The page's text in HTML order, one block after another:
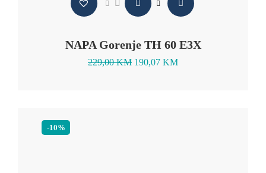
NAPA Gorenje TH 60 E3X
229,00KM 190,07 KM
-10%